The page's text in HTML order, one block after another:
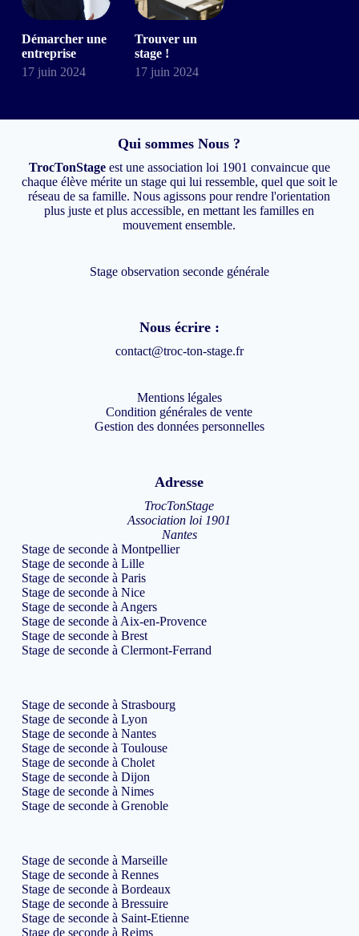
Démarcher une
entreprise
17 juin 2024
Trouver un
stage !
17 juin 2024
Qui sommes Nous ?
TrocTonStageest une association loi 1901 convaincue que
chaque élève mérite un stage qui lui ressemble, quel que soit le
réseau de sa famille. Nous agissons pour rendre l'orientation
plus juste et plus accessible, en mettant les familles en
mouvement ensemble.
Stage observation seconde générale
Nous écrire :
contact@troc-ton-stage.fr
Mentions légales
Condition générales de vente
Gestion des données personnelles
Adresse
TrocTonStage
Association loi 1901
Nantes
Stage de seconde à Montpellier
Stage de seconde à Lille
Stage de seconde à Paris
Stage de seconde à Nice
Stage de seconde à Angers
Stage de seconde à Aix-en-Provence
Stage de seconde à Brest
Stage de seconde à Clermont-Ferrand
Stage de seconde à Strasbourg
Stage de seconde à Lyon
Stage de seconde à Nantes
Stage de seconde à Toulouse
Stage de seconde à Cholet
Stage de seconde à Dijon
Stage de seconde à Nimes
Stage de seconde à Grenoble
Stage de seconde à Marseille
Stage de seconde à Rennes
Stage de seconde à Bordeaux
Stage de seconde à Bressuire
Stage de seconde à Saint-Etienne
Stage de seconde à Reims